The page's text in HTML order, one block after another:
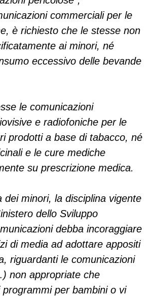
commerciali per le
è richiesto che le stesse non
ai minori, né
eccessivo delle bevande
le comunicazioni
e radiofoniche per le
prodotti a base di tabacco, né
e le cure mediche
su prescrizione medica.
dei minori, la disciplina vigente
dello Sviluppo
debba incoraggiare
di media ad adottare appositi
riguardanti le comunicazioni
non appropriate che
per bambini o vi